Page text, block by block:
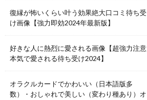
復縁が怖いくらい叶う効果絶大口コミ待ち受
け画像【強力即効2024年最新版】
好きな人に熱烈に愛される画像【超強力注意
本気で愛される待ち受け2024】
オラクルカードでかわいい（日本語版多
数）・おしゃれで美しい（変わり種あり）オ